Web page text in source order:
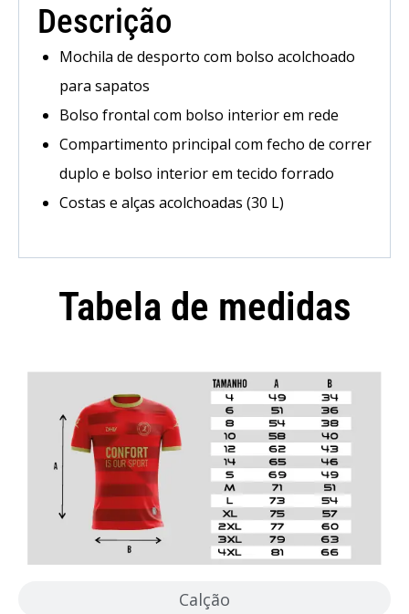
Descrição
Mochila de desporto com bolso acolchoado
para sapatos
Bolso frontal com bolso interior em rede
Compartimento principal com fecho de correr
duplo e bolso interior em tecido forrado
Costas e alças acolchoadas (30 L)
Tabela de medidas
Calção